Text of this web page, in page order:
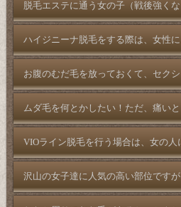
脱毛エステに通う女の子（戦後強くな
ハイジニーナ脱毛をする際は、女性
お腹のむだ毛を放っておくて、セク
ムダ毛を何とかしたい！ただ、痛いと
VIOライン脱毛を行う場合は、女の人
沢山の女子達に人気の高い部位です